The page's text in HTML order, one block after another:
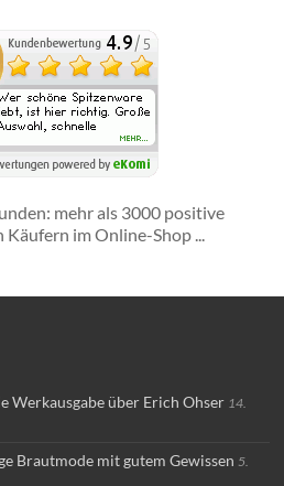
mehr als 3000 positive
Käufern im Online-Shop ...
Werkausgabe über Erich Ohser 14.
Brautmode mit gutem Gewissen 5.